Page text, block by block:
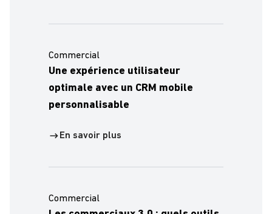
Commercial
Une expérience utilisateur
optimale avec un CRM mobile
personnalisable
En savoir plus
Commercial